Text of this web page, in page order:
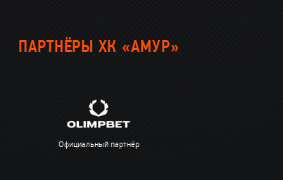
ПАРТНЁРЫ ХК «АМУР»
Официальный партнёр